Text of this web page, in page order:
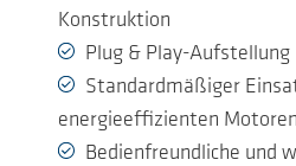
Konstruktion
Plug & Play-Aufstellung
Standardmäßiger
energieeffizienten
Bedienfreundliche und